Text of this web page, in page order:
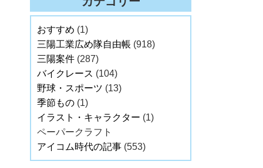
おすすめ (1)
三陽工業広め隊自由帳 (918)
三陽案件 (287)
バイクレース (104)
野球・スポーツ (13)
季節もの (1)
イラスト・キャラクター (1)
ペーパークラフト
アイコム時代の記事 (553)